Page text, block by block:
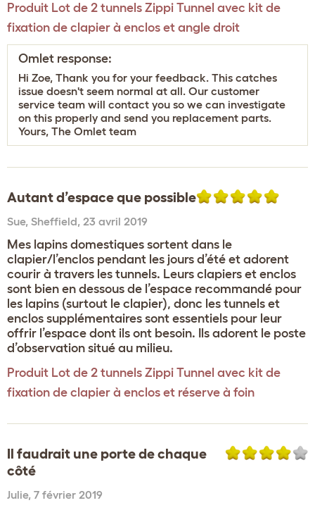
Produit Lot de 2 tunnels Zippi Tunnel avec kit de
fixation de clapier à enclos et angle droit
Omlet response:
Hi Zoe, Thank you for your feedback. This catches
issue doesn't seem normal at all. Our customer
service team will contact you so we can investigate
on this properly and send you replacement parts.
Yours, The Omlet team
Autant d’espace que possible
Sue, Sheffield, 23 avril 2019
Mes lapins domestiques sortent dans le
clapier/l’enclos pendant les jours d’été et adorent
courir à travers les tunnels. Leurs clapiers et enclos
sont bien en dessous de l’espace recommandé pour
les lapins (surtout le clapier), donc les tunnels et
enclos supplémentaires sont essentiels pour leur
offrir l’espace dont ils ont besoin. Ils adorent le poste
d’observation situé au milieu.
Produit Lot de 2 tunnels Zippi Tunnel avec kit de
fixation de clapier à enclos et réserve à foin
Il faudrait une porte de chaque
côté
Julie, 7 février 2019